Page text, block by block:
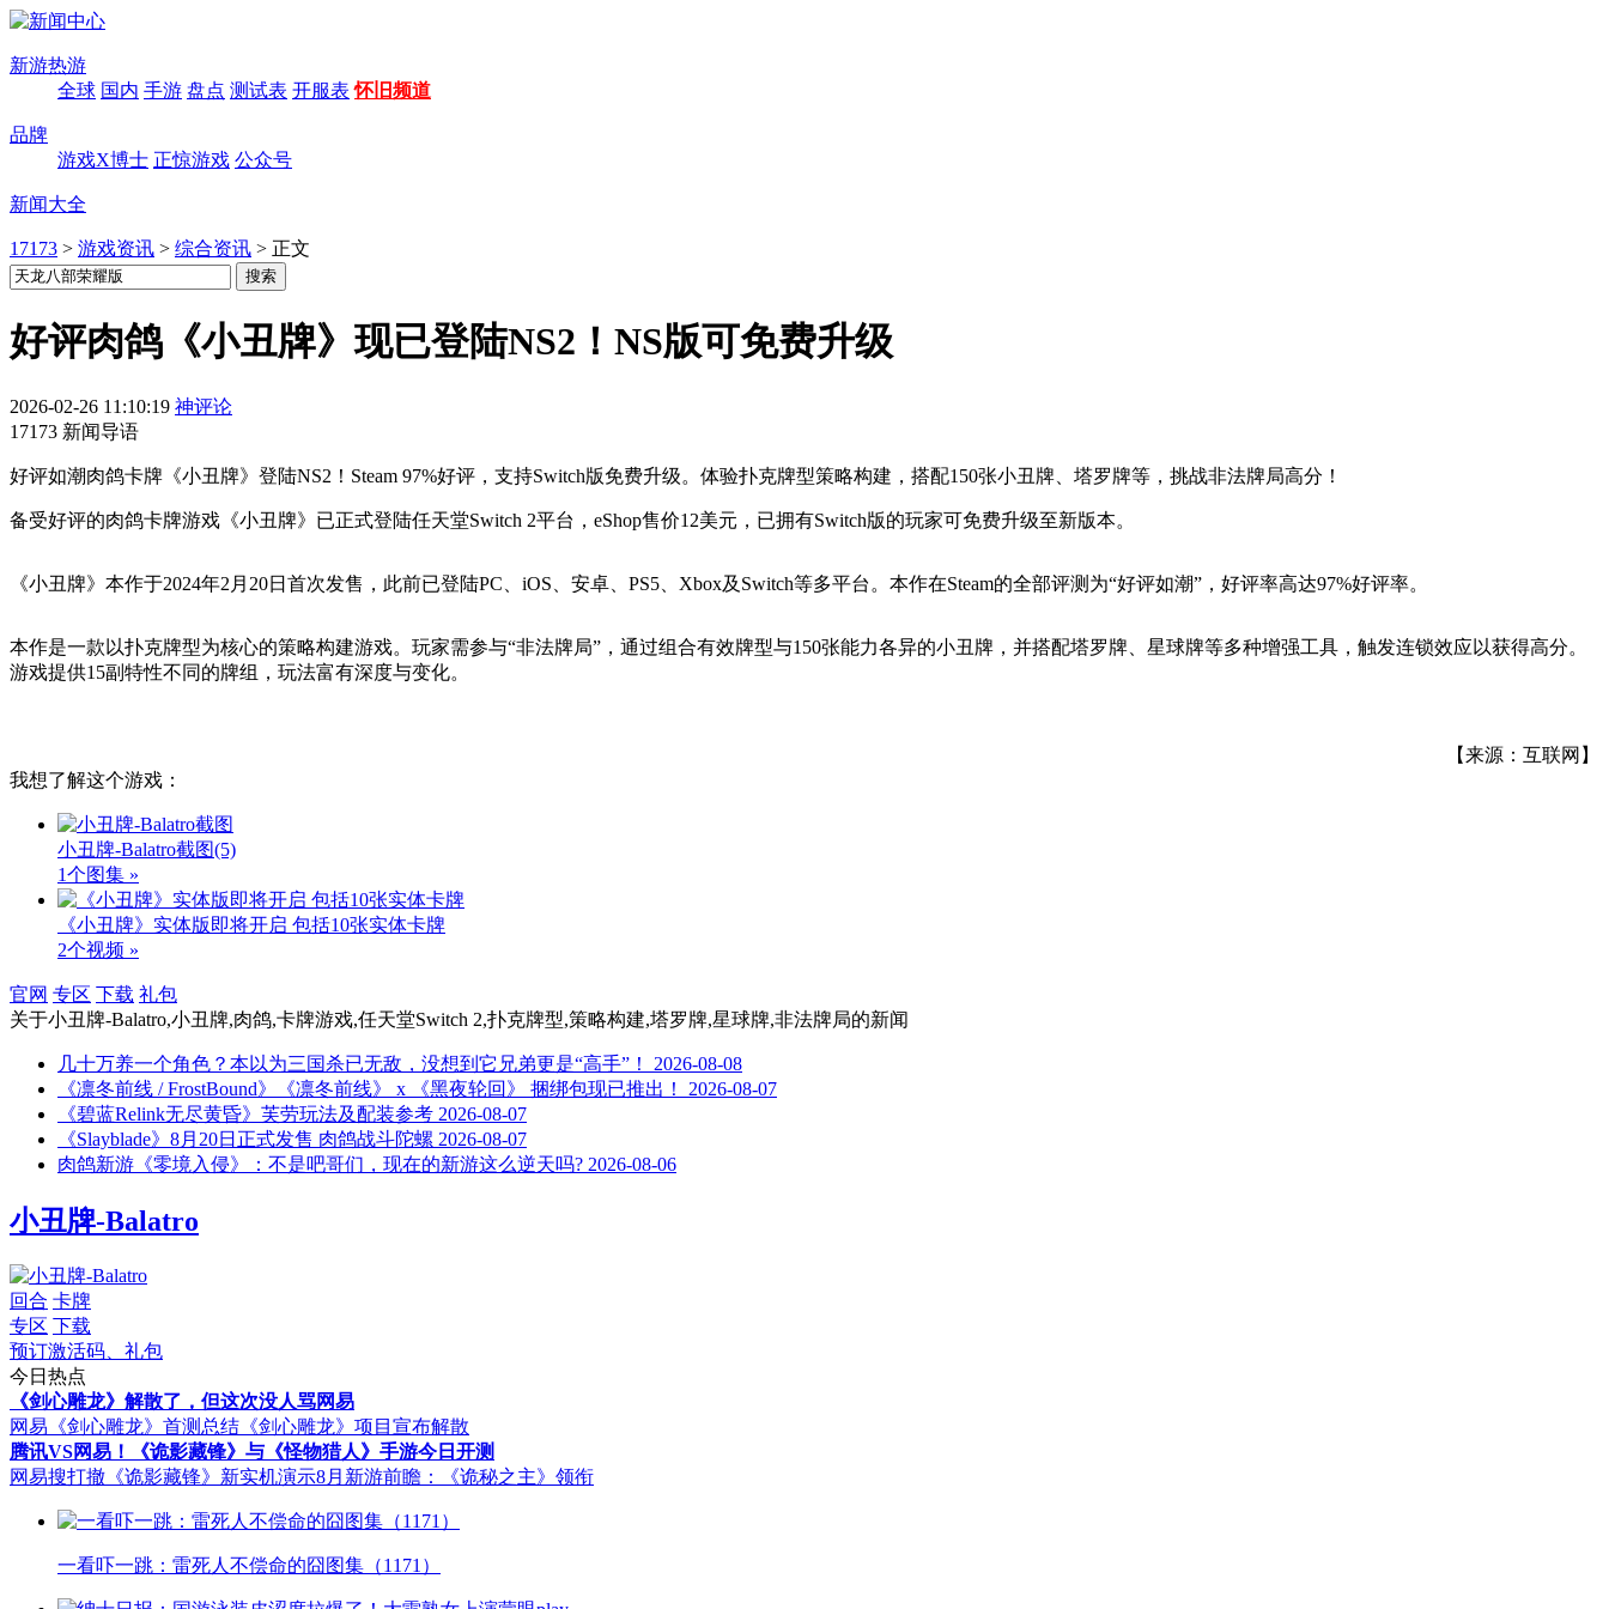
新游热游
全球 国内 手游 盘点 测试表 开服表 怀旧频道
品牌
游戏X博士 正惊游戏 公众号
新闻大全
17173 > 游戏资讯 > 综合资讯 > 正文
好评肉鸽《小丑牌》现已登陆NS2！NS版可免费升级
2026-02-26 11:10:19 神评论
17173 新闻导语
好评如潮肉鸽卡牌《小丑牌》登陆NS2！Steam 97%好评，支持Switch版免费升级。体验扑克牌型策略构建，搭配150张小丑牌、塔罗牌等，挑战非法牌局高分！
备受好评的肉鸽卡牌游戏《小丑牌》已正式登陆任天堂Switch 2平台，eShop售价12美元，已拥有Switch版的玩家可免费升级至新版本。
《小丑牌》本作于2024年2月20日首次发售，此前已登陆PC、iOS、安卓、PS5、Xbox及Switch等多平台。本作在Steam的全部评测为“好评如潮”，好评率高达97%好评率。
本作是一款以扑克牌型为核心的策略构建游戏。玩家需参与“非法牌局”，通过组合有效牌型与150张能力各异的小丑牌，并搭配塔罗牌、星球牌等多种增强工具，触发连锁效应以获得高分。
游戏提供15副特性不同的牌组，玩法富有深度与变化。
【来源：互联网】
我想了解这个游戏：
小丑牌-Balatro截图(5)
1个图集 »
《小丑牌》实体版即将开启 包括10张实体卡牌
2个视频 »
官网 专区 下载 礼包
关于小丑牌-Balatro,小丑牌,肉鸽,卡牌游戏,任天堂Switch 2,扑克牌型,策略构建,塔罗牌,星球牌,非法牌局的新闻
几十万养一个角色？本以为三国杀已无敌，没想到它兄弟更是“高手”！
2026-08-08
《凛冬前线 / FrostBound》《凛冬前线》 x 《黑夜轮回》 捆绑包现已推出！
2026-08-07
《碧蓝Relink无尽黄昏》芙劳玩法及配装参考 2026-08-07
《Slayblade》8月20日正式发售 肉鸽战斗陀螺 2026-08-07
肉鸽新游《零境入侵》：不是吧哥们，现在的新游这么逆天吗? 2026-08-06
小丑牌-Balatro
回合 卡牌
专区 下载
预订激活码、礼包
今日热点
《剑心雕龙》解散了，但这次没人骂网易
网易《剑心雕龙》首测总结 《剑心雕龙》项目宣布解散
腾讯VS网易！《诡影藏锋》与《怪物猎人》手游今日开测
网易搜打撤《诡影藏锋》新实机演示8月新游前瞻：《诡秘之主》领衔
一看吓一跳：雷死人不偿命的囧图集（1171）